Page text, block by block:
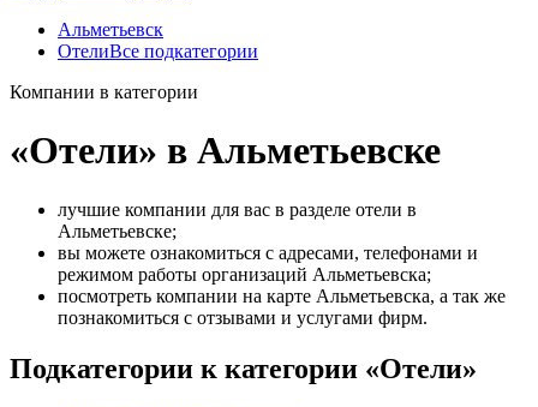
Альметьевск
ОтелиВсе подкатегории
Компании в категории
«Отели» в Альметьевске
лучшие компании для вас в разделе отели в
Альметьевске;
вы можете ознакомиться с адресами, телефонами и
режимом работы организаций Альметьевска;
посмотреть компании на карте Альметьевска, а так же
познакомиться с отзывами и услугами фирм.
Подкатегории к категории «Отели»